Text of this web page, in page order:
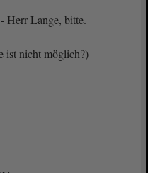
Herr Lange, bitte.
ist nicht möglich?)